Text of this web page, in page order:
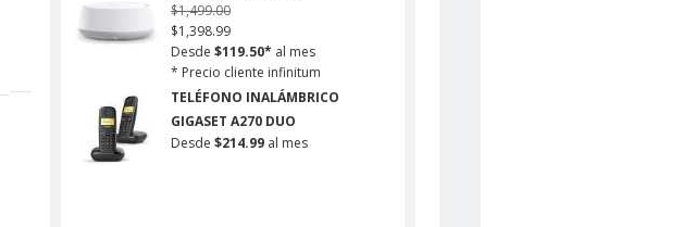
$1,499.00
$1,398.99
Desde $119.50* al mes
* Precio cliente infinitum
TELÉFONO INALÁMBRICO
GIGASET A270 DUO
Desde $214.99al mes